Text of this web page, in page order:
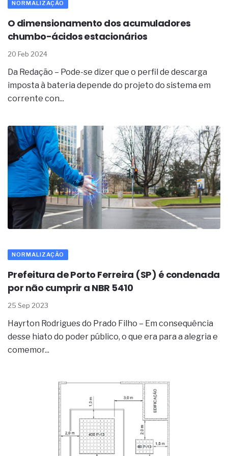
NORMALIZAÇÃO
O dimensionamento dos acumuladores
chumbo-ácidos estacionários
20 Feb 2024
Da Redação – Pode-se dizer que o perfil de descarga
imposta à bateria depende do projeto do sistema em
corrente con...
NORMALIZAÇÃO
Prefeitura de Porto Ferreira (SP) é condenada
por não cumprir a NBR 5410
25 Sep 2023
Hayrton Rodrigues do Prado Filho – Em consequência
desse hiato do poder público, o que era para a alegria e
comemor...